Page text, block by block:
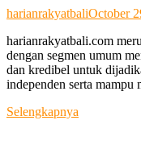
harianrakyatbaliOctober
harianrakyatbali.com
dengan segmen umum
dan kredibel untuk
independen serta
Selengkapnya